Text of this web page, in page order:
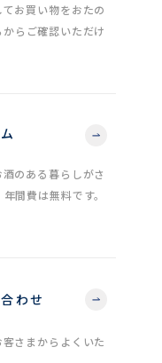
お買い物をおたの
らご確認いただけ
のある暮らしがさ
間費は無料です。
わせ
さまからよくいた